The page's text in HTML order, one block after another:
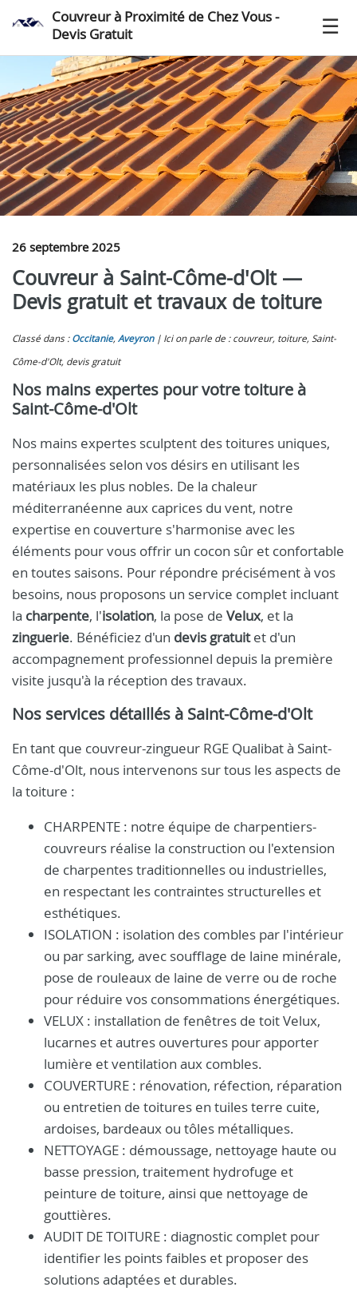
Couvreur à Proximité de Chez Vous -
Devis Gratuit
26 septembre 2025
Couvreur à Saint-Côme-d'Olt —
Devis gratuit et travaux de toiture
Classé dans : Occitanie, Aveyron
Ici on parle de : couvreur, toiture, Saint-
Côme-d'Olt, devis gratuit
Nos mains expertes pour votre toiture à
Saint-Côme-d'Olt
Nos mains expertes sculptent des toitures uniques,
personnalisées selon vos désirs en utilisant les
matériaux les plus nobles. De la chaleur
méditerranéenne aux caprices du vent, notre
expertise en couverture s'harmonise avec les
éléments pour vous offrir un cocon sûr et confortable
en toutes saisons. Pour répondre précisément à vos
besoins, nous proposons un service complet incluant
la charpente, l'isolation, la pose de Velux, et la
zinguerie. Bénéficiez d'un devis gratuitet d'un
accompagnement professionnel depuis la première
visite jusqu'à la réception des travaux.
Nos services détaillés à Saint-Côme-d'Olt
En tant que couvreur-zingueur RGE Qualibat à Saint-
Côme-d'Olt, nous intervenons sur tous les aspects de
la toiture :
CHARPENTE : notre équipe de charpentiers-
couvreurs réalise la construction ou l'extension
de charpentes traditionnelles ou industrielles,
en respectant les contraintes structurelles et
esthétiques.
ISOLATION : isolation des combles par l'intérieur
ou par sarking, avec soufflage de laine minérale,
pose de rouleaux de laine de verre ou de roche
pour réduire vos consommations énergétiques.
VELUX : installation de fenêtres de toit Velux,
lucarnes et autres ouvertures pour apporter
lumière et ventilation aux combles.
COUVERTURE : rénovation, réfection, réparation
ou entretien de toitures en tuiles terre cuite,
ardoises, bardeaux ou tôles métalliques.
NETTOYAGE : démoussage, nettoyage haute ou
basse pression, traitement hydrofuge et
peinture de toiture, ainsi que nettoyage de
gouttières.
AUDIT DE TOITURE : diagnostic complet pour
identifier les points faibles et proposer des
solutions adaptées et durables.